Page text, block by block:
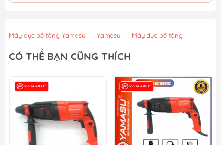
Mũi Đục Dẹp Đuôi Gài 14X250X20Mm Wgz1202 - Wadfow
27.900₫
Mũi đục nhọn đuôi gài 14x250mm WadFow WGZ1201
27.900₫ 31.000₫
Máy đục bê tông Yamasu | Yamasu | Máy đục bê tông
CÓ THỂ BẠN CŨNG THÍCH